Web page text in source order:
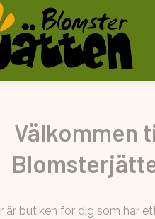
Välkommen
är butiken för dig som har